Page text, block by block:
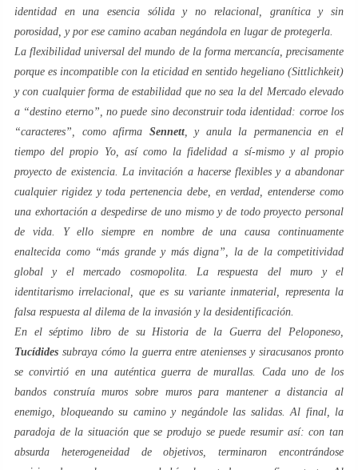
identidad en una esencia sólida y no relacional, granítica y sin
porosidad, y por ese camino acaban negándola en lugar de protegerla.
La flexibilidad universal del mundo de la forma mercancía, precisamente
porque es incompatible con la eticidad en sentido hegeliano (Sittlichkeit)
y con cualquier forma de estabilidad que no sea la del Mercadoelevado
a “destino eterno”, no puede sino deconstruir toda identidad: corroe los
“caracteres”, como afirma Sennett, y anula la permanencia en el
tiempo del propio Yo, así como la fidelidad a sí-mismoy al propio
proyecto de existencia. La invitación a hacerse flexibles y a abandonar
cualquier rigidez y toda pertenencia debe, en verdad, entenderse como
una exhortación a despedirse de uno mismo y de todo proyecto personal
de vida. Y ello siempre en nombre de una causa continuamente
enaltecida como “más grande y más digna”, la de la competitividad
global y el mercado cosmopolita. La respuesta delmuro y el
identitarismo irrelacional , que es su variante inmaterial, representa la
falsa respuesta al dilema de la invasión y la desidentificación
En el séptimo libro de su Historia de la Guerra del Peloponeso
Tucídides subraya cómo la guerra entre atenienses y siracusanos pronto
se convirtió en una auténtica guerra de murallas. Cada uno de los
bandos construía muros sobre muros para mantener a distancia al
enemigo, bloqueando su camino y negándole las salidas. Al final, la
paradoja de la situación que se produjo se puede resumir así: con tan
absurda heterogeneidad de objetivos, terminaron encontrándose